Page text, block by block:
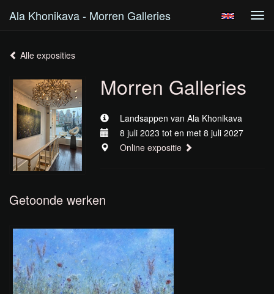
Ala Khonikava - Morren Galleries
Alle exposities
Morren Galleries
Landsappen van Ala Khonikava
8 juli 2023 tot en met 8 juli 2027
Online expositie
Getoonde werken